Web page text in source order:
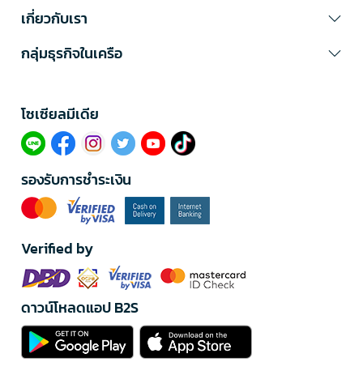
เกี่ยวกับเรา
กลุ่มธุรกิจในเครือ
โซเซียลมีเดีย​
รองรับการชำระเงิน
Verified by
ดาวน์โหลดแอป B2S